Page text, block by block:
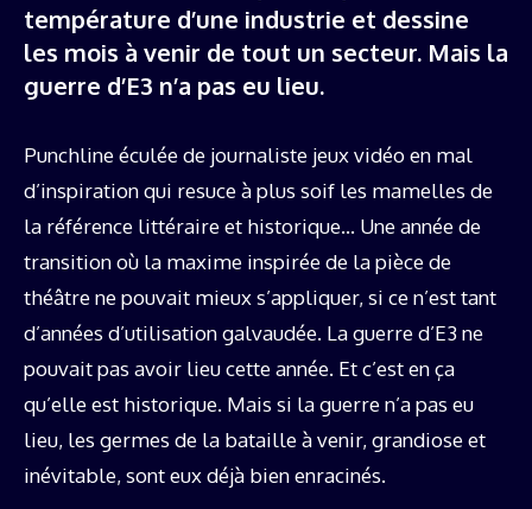
température d’une industrie et dessine
les mois à venir de tout un secteur. Mais la
guerre d’E3 n’a pas eu lieu.
Punchline éculée de journaliste jeux vidéo en mal
d’inspiration qui resuce à plus soif les mamelles de
la référence littéraire et historique… Une année de
transition où la maxime inspirée de la pièce de
théâtre ne pouvait mieux s’appliquer, si ce n’est tant
d’années d’utilisation galvaudée. La guerre d’E3 ne
pouvait pas avoir lieu cette année. Et c’est en ça
qu’elle est historique. Mais si la guerre n’a pas eu
lieu, les germes de la bataille à venir, grandiose et
inévitable, sont eux déjà bien enracinés.